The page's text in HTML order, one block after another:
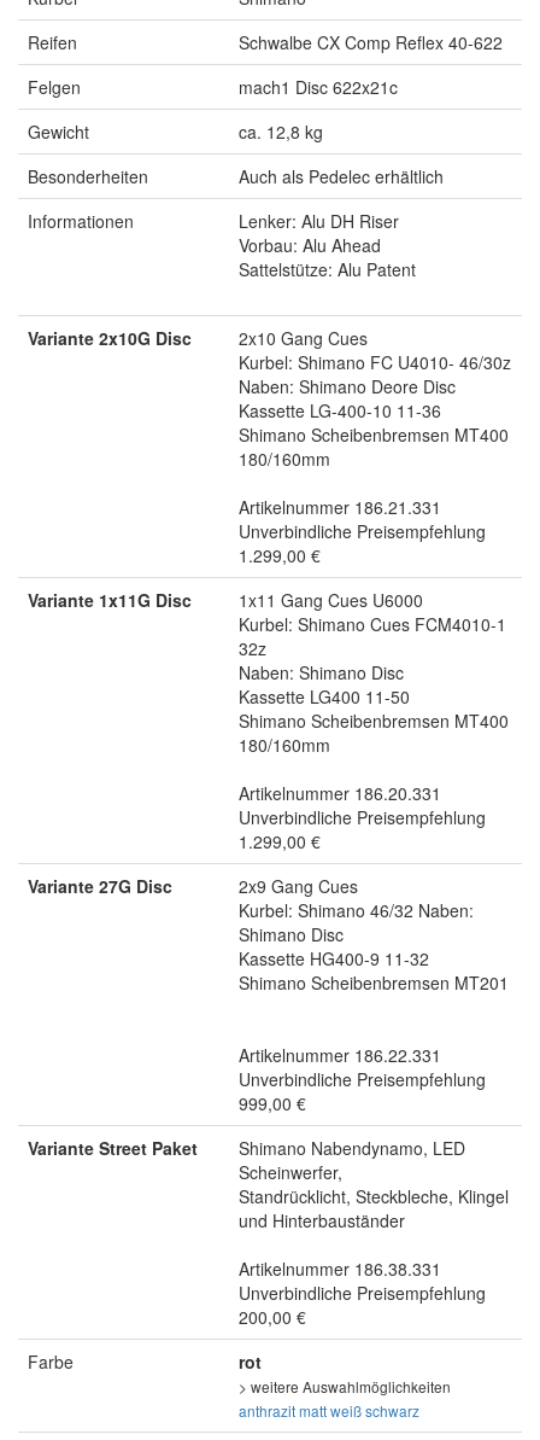
Reifen
Schwalbe CX Comp Reflex 40-622
Felgen
mach1 Disc 622x21c
Gewicht
ca. 12,8 kg
Besonderheiten
Auch als Pedelec erhältlich
Informationen
Lenker: Alu DH Riser
Vorbau: Alu Ahead
Sattelstütze: Alu Patent
Variante 2x10G Disc
2x10 Gang Cues
Kurbel: Shimano FC U4010- 46/30z
Naben: Shimano Deore Disc
Kassette LG-400-10 11-36
Shimano Scheibenbremsen MT400
180/160mm
Artikelnummer 186.21.331
Unverbindliche Preisempfehlung
1.299,00 €
Variante 1x11G Disc
1x11 Gang Cues U6000
Kurbel: Shimano Cues FCM4010-1
32z
Naben: Shimano Disc
Kassette LG400 11-50
Shimano Scheibenbremsen MT400
180/160mm
Artikelnummer 186.20.331
Unverbindliche Preisempfehlung
1.299,00 €
Variante 27G Disc
2x9 Gang Cues
Kurbel: Shimano 46/32 Naben:
Shimano Disc
Kassette HG400-9 11-32
Shimano Scheibenbremsen MT201
Artikelnummer 186.22.331
Unverbindliche Preisempfehlung
999,00 €
Variante Street Paket
Shimano Nabendynamo, LED
Scheinwerfer,
Standrücklicht, Steckbleche, Klingel
und Hinterbauständer
Artikelnummer 186.38.331
Unverbindliche Preisempfehlung
200,00 €
Farbe
rot
> weitere Auswahlmöglichkeiten
anthrazit mattweißschwarz